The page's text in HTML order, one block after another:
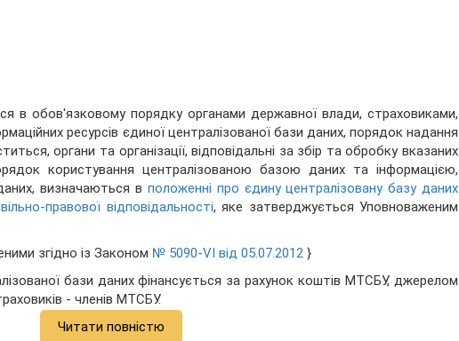
в обов'язковому порядку органами державної влади, страховиками,
ресурсів єдиної централізованої бази даних, порядок надання
органи та організації, відповідальні за збір та обробку вказаних
користування централізованою базою даних та інформацією,
визначаються в положенні про єдину централізовану базу даних
правової відповідальності, яке затверджується Уповноваженим
згідно із Законом № 5090-VI від 05.07.2012 }
бази даних фінансується за рахунок коштів МТСБУ, джерелом
- членів МТСБУ.
Читати повністю